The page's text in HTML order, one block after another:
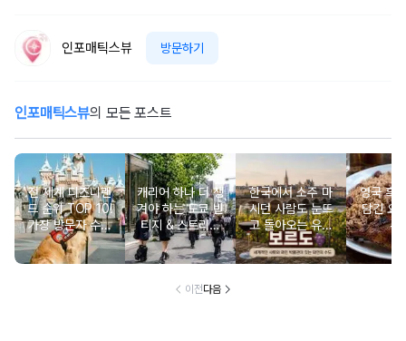
인포매틱스뷰 방문하기
인포매틱스뷰의 모든 포스트
전 세계 디즈니랜
드 순위 TOP 10!
가장 방문자 수가
많은 성지는 어디
일까?
캐리어 하나 더 챙
겨야 하는 도쿄 빈
티지 & 스트리트
쇼핑 스폿
한국에서 소주 마
시던 사람도 눈뜨
고 돌아오는 유럽
와인 도시 탐방
영국 흑
담긴 요
추
이전다음